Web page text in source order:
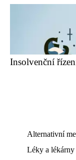
Insolvenční
Alternativní
Léky a lékárny